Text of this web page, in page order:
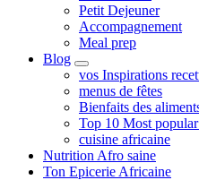
Petit Dejeuner
Accompagnement
Meal prep
Blog
expand
child
menu
vos Inspirations
menus de fêtes
Bienfaits des
Top 10 Most
cuisine africaine
Nutrition Afro saine
Ton Epicerie Africaine